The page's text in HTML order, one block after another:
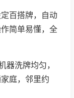
百搭牌，自动
简单易懂，全
洗牌均匀，
庭，邻里约